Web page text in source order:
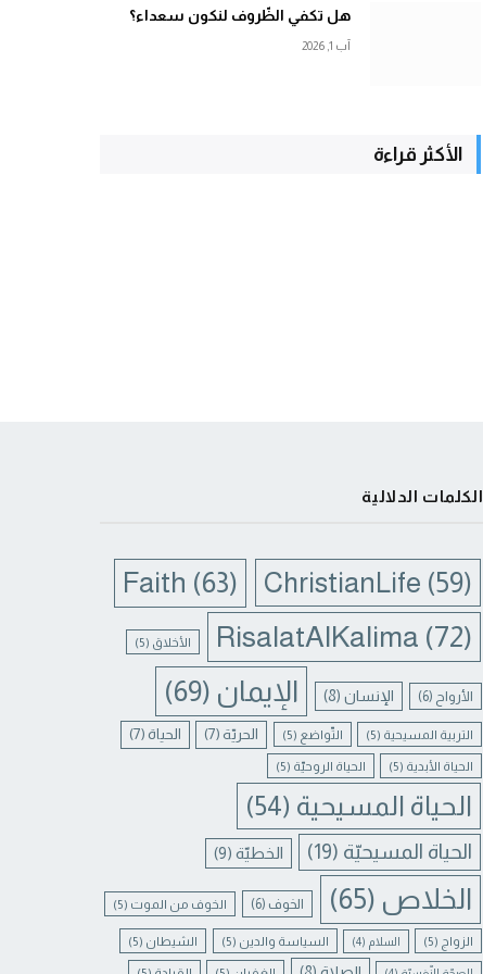
هل تكفي الظّروف لنكون سعداء؟
آب 1, 2026
الأكثر قراءة
الكلمات الدلالية
ChristianLife (59)
Faith (63)
RisalatAlKalima (72) الأخلاق (5)
الأرواح (6) الإنسان(8) الإيمان (69)
التربية المسيحية (5) التّواضع (5) الحريّة (7) الحياة (7)
الحياة الأبدية (5) الحياة الروحيّة (5)
الحياة المسيحية (54)
الحياة المسيحيّة (19) الخطيّة(9)
الخلاص (65) الخوف (6) الخوف من الموت (5)
الزواج (5) السلام (4) السياسة والدين (5) الشيطان (5)